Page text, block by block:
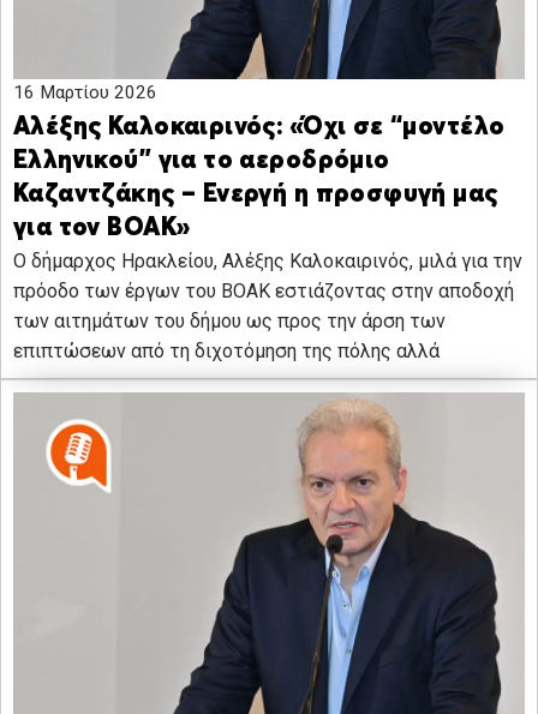
16 Μαρτίου 2026
Αλέξης Καλοκαιρινός: «Όχι σε “μοντέλο
Ελληνικού” για το αεροδρόμιο
Καζαντζάκης – Ενεργή η προσφυγή μας
για τον ΒΟΑΚ»
Ο δήμαρχος Ηρακλείου, Αλέξης Καλοκαιρινός, μιλά για την
πρόοδο των έργων του ΒΟΑΚ εστιάζοντας στην αποδοχή
των αιτημάτων του δήμου ως προς την άρση των
επιπτώσεων από τη διχοτόμηση της πόλης αλλά